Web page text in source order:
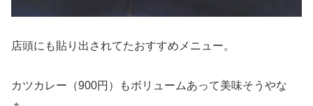
店頭にも貼り出されてたおすすめメニュー。
カツカレー（900円）もボリュームあって美味そうやな